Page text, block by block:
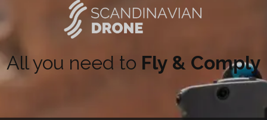
All you need to Fly & Comply